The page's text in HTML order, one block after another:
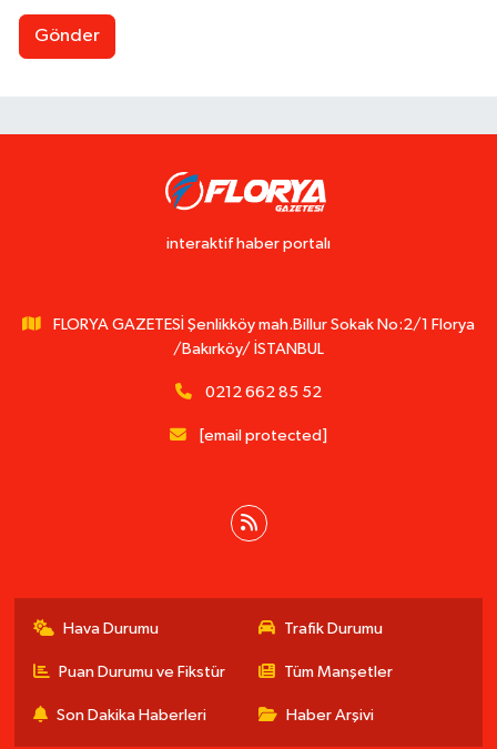
Gönder
interaktif haber portalı
FLORYA GAZETESİ Şenlikköy mah.Billur Sokak No:2/1 Florya
/Bakırköy/ İSTANBUL
0212 662 85 52
[email protected]
Hava Durumu Trafik Durumu
Puan Durumu ve Fikstür Tüm Manşetler
Son Dakika Haberleri Haber Arşivi